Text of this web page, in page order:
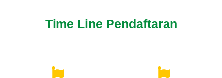
Time Line Pendaftaran